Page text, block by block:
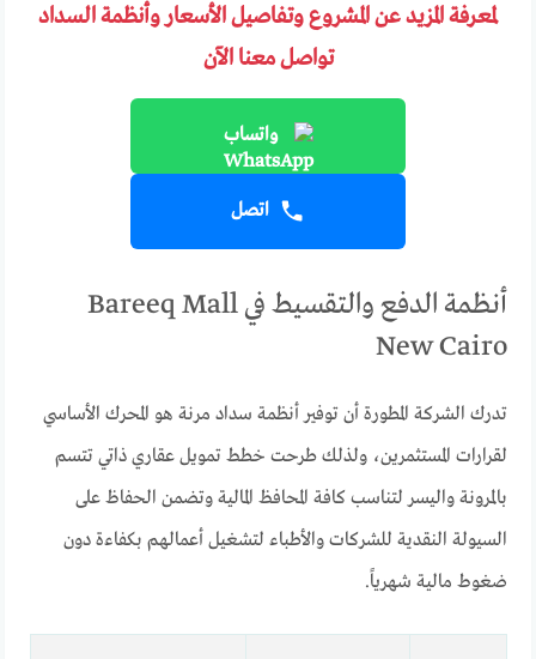
لمعرفة المزيد عن المشروع وتفاصيل الأسعار وأنظمة السداد
تواصل معنا الآن
واتساب
اتصل
أنظمة الدفع والتقسيط في Bareeq Mall
New Cairo
تدرك الشركة المطورة أن توفير أنظمة سداد مرنة هو المحرك الأساسي
لقرارات المستثمرين، ولذلك طرحت خطط تمويل عقاري ذاتي تتسم
بالمرونة واليسر لتناسب كافة المحافظ المالية وتضمن الحفاظ على
السيولة النقدية للشركات والأطباء لتشغيل أعمالهم بكفاءة دون
ضغوط مالية شهرياً.